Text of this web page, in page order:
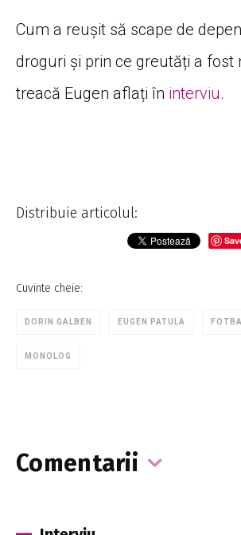
Cum a reușit să scape de
droguri și prin ce greutăți a fost
treacă Eugen aflați în interviu.
Distribuie articolul:
Cuvinte cheie:
DORIN GALBEN EUGEN PATULA
MONOLOG
Comentarii